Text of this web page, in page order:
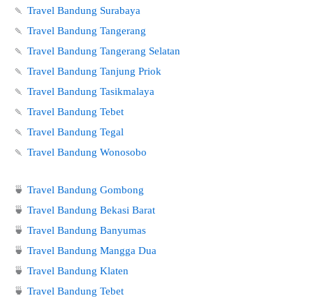
🍡 Travel Bandung Surabaya
🍡 Travel Bandung Tangerang
🍡 Travel Bandung Tangerang Selatan
🍡 Travel Bandung Tanjung Priok
🍡 Travel Bandung Tasikmalaya
🍡 Travel Bandung Tebet
🍡 Travel Bandung Tegal
🍡 Travel Bandung Wonosobo
🍵 Travel Bandung Gombong
🍵 Travel Bandung Bekasi Barat
🍵 Travel Bandung Banyumas
🍵 Travel Bandung Mangga Dua
🍵 Travel Bandung Klaten
🍵 Travel Bandung Tebet